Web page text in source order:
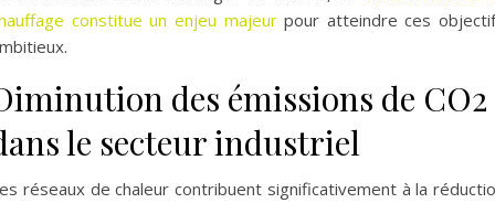
constitue un enjeu majeurpour atteindre ces
des émissions de CO2
le secteur industriel
réseaux de chaleur contribuent significativement à la